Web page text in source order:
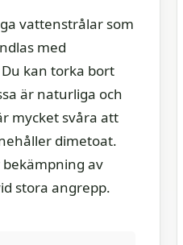
vattenstrålar som
med
kan torka bort
är naturliga och
mycket svåra att
dimetoat.
av
stora angrepp.